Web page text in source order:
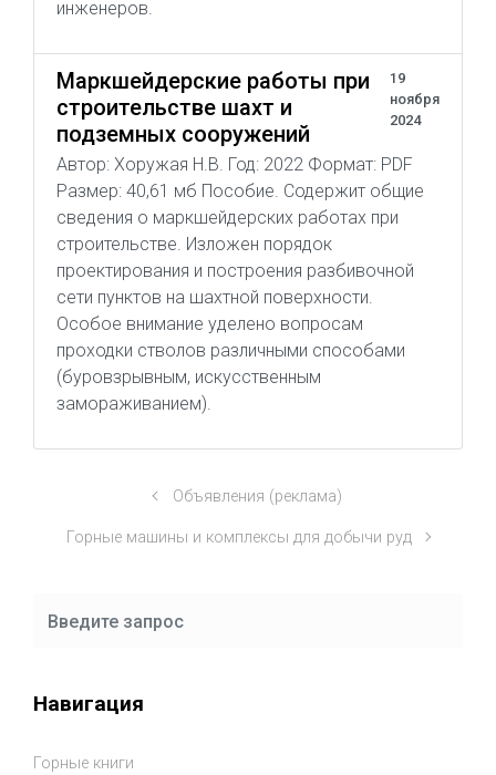
инженеров.
Маркшейдерские работы при
строительстве шахт и
подземных сооружений
19
ноября
2024
Автор: Хоружая Н.В. Год: 2022 Формат: PDF
Размер: 40,61 мб Пособие. Содержит общие
сведения о маркшейдерских работах при
строительстве. Изложен порядок
проектирования и построения разбивочной
сети пунктов на шахтной поверхности.
Особое внимание уделено вопросам
проходки стволов различными способами
(буровзрывным, искусственным
замораживанием).
Объявления (реклама)
Горные машины и комплексы для добычи руд
Навигация
Горные книги